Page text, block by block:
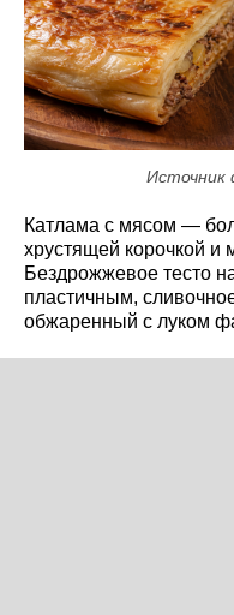
Источник
Катлама с мясом —
хрустящей корочкой и
Бездрожжевое тесто
пластичным,
обжаренный с луком